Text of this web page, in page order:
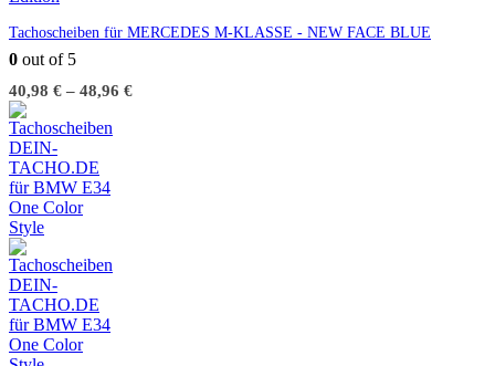
Tachoscheiben für MERCEDES M-KLASSE - NEW FACE BLUE
0 out of 5
40,98 € – 48,96 €